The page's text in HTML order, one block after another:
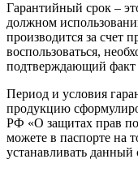
Гарантийный срок –
должном
производится за счет
воспользоваться,
подтверждающий факт
Период и условия
продукцию
РФ «О защитах прав
можете в паспорте на
устанавливать данный